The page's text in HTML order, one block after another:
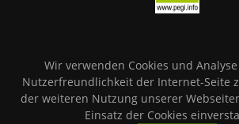
Wir verwenden Cookies und
Nutzerfreundlichkeit der Internet-Seite
der weiteren Nutzung unserer
Einsatz der Cookies